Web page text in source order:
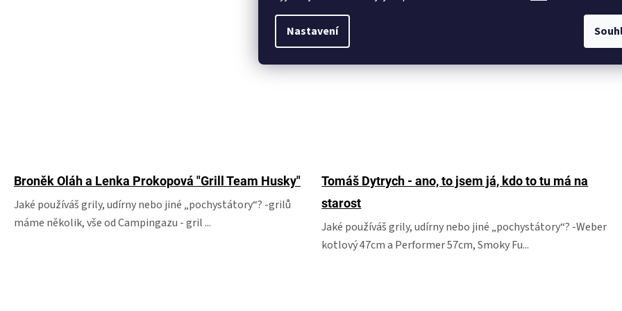
Nastavení
Broněk Oláh a Lenka Prokopová "Grill Team Husky"
Jaké používáš grily, udírny nebo jiné „pochystátory“? -grilů
máme několik, vše od Campingazu - gril ...
Tomáš Dytrych - ano, to jsem já, kdo to tu má na
starost
Jaké používáš grily, udírny nebo jiné „pochystátory“? -Weber
kotlový 47cm a Performer 57cm, Smoky Fu...